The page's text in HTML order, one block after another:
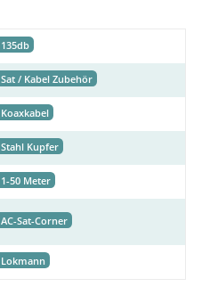
135db
Sat / Kabel Zubehör
Koaxkabel
Stahl Kupfer
1-50 Meter
AC-Sat-Corner
Lokmann